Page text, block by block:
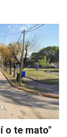
o te mato"